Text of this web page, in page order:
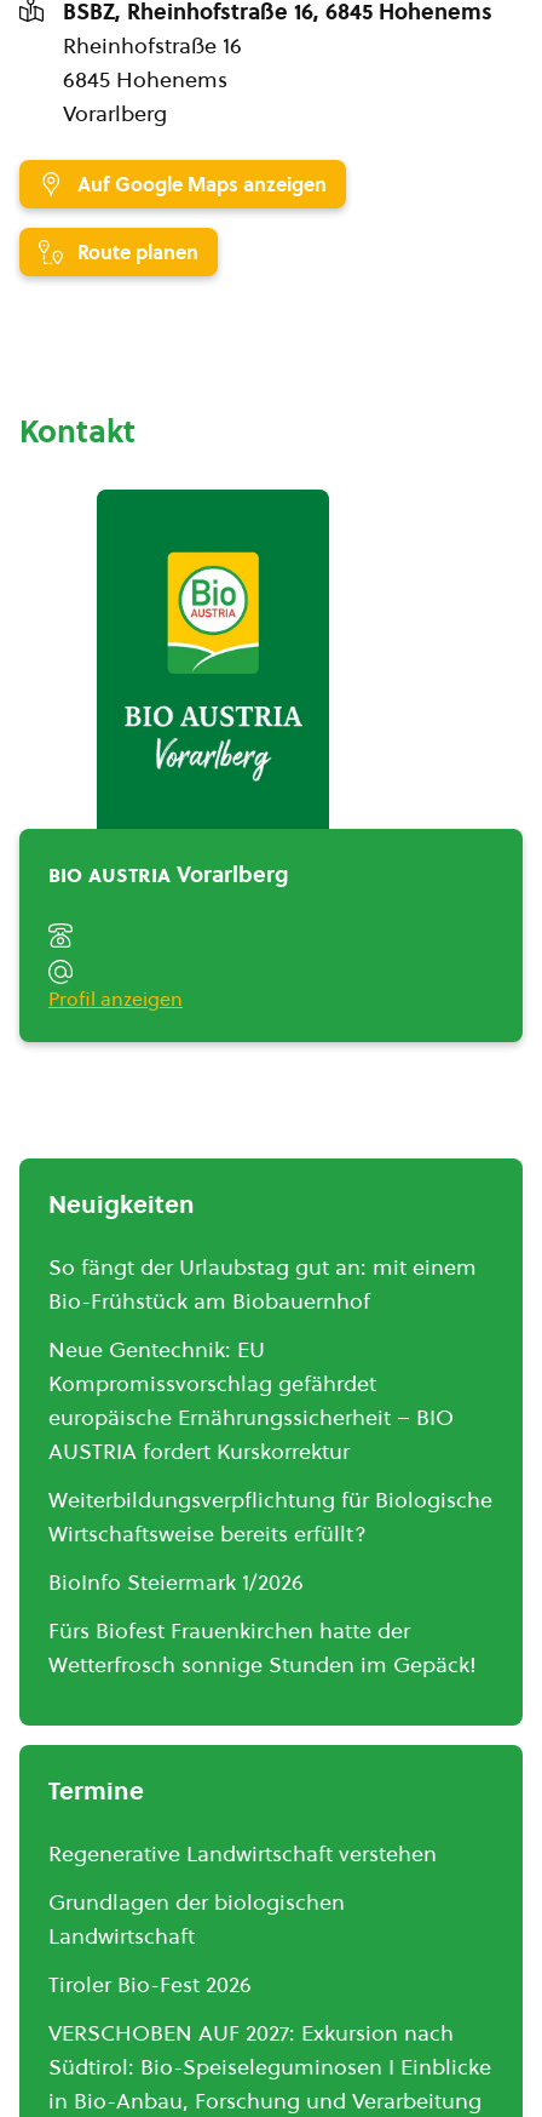
BSBZ, Rheinhofstraße 16, 6845 Hohenems
Rheinhofstraße 16
6845 Hohenems
Vorarlberg
Auf Google Maps anzeigen
Route planen
Kontakt
bio austria Vorarlberg
Profil anzeigen
Neuigkeiten
So fängt der Urlaubstag gut an: mit einem
Bio-Frühstück am Biobauernhof
Neue Gentechnik: EU
Kompromissvorschlag gefährdet
europäische Ernährungssicherheit – BIO
AUSTRIA fordert Kurskorrektur
Weiterbildungsverpflichtung für Biologische
Wirtschaftsweise bereits erfüllt?
BioInfo Steiermark 1/2026
Fürs Biofest Frauenkirchen hatte der
Wetterfrosch sonnige Stunden im Gepäck!
Termine
Regenerative Landwirtschaft verstehen
Grundlagen der biologischen
Landwirtschaft
Tiroler Bio-Fest 2026
VERSCHOBEN AUF 2027: Exkursion nach
Südtirol: Bio-Speiseleguminosen I Einblicke
in Bio-Anbau, Forschung und Verarbeitung